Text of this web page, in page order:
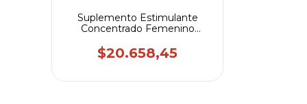
Suplemento Estimulante
Concentrado Femenino
$20.658,45